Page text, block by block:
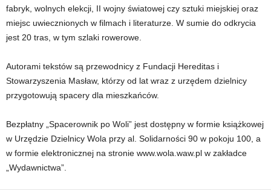
fabryk, wolnych elekcji, II wojny światowej czy sztuki miejskiej oraz
miejsc uwiecznionych w filmach i literaturze. W sumie do odkrycia
jest 20 tras, w tym szlaki rowerowe.
Autorami tekstów są przewodnicy z Fundacji Hereditas i
Stowarzyszenia Masław, którzy od lat wraz z urzędem dzielnicy
przygotowują spacery dla mieszkańców.
Bezpłatny „Spacerownik po Woli” jest dostępny w formie książkowej
w Urzędzie Dzielnicy Wola przy al. Solidarności 90 w pokoju 100, a
w formie elektronicznej na stronie www.wola.waw.pl w zakładce
„Wydawnictwa”.